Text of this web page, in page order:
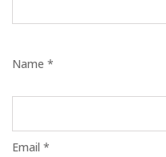
Name *
Email *